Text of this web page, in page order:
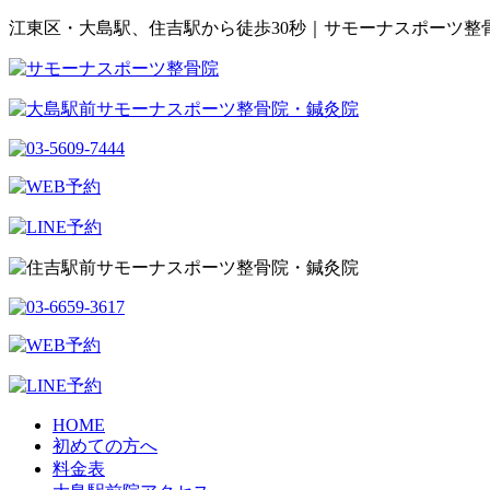
江東区・大島駅、住吉駅から徒歩30秒｜サモーナスポーツ整
HOME
初めての方へ
料金表